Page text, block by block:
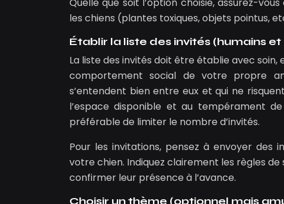
les chiens (plantes toxiques, objets pointus,
Établir la liste des invités (humains et
La liste des invités doit être établie avec
comportement social de votre propre
s’entendent bien entre eux et qui ne
l’espace disponible et au tempérament
préférable de limiter le nombre d’invités.
Pour les invitations, pensez à envoyer des
votre chien. Indiquez clairement les règles
confirmer leur présence à l’avance.
Choisir un thème (optionnel mais